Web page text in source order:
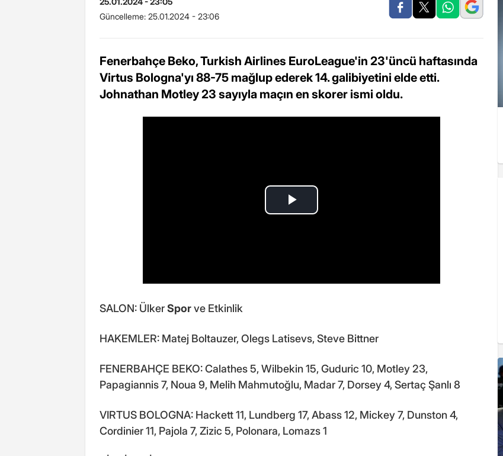
Güncelleme: 25.01.2024 - 23:06
Fenerbahçe Beko, Turkish Airlines EuroLeague'in 23'üncü haftasında
Virtus Bologna'yı 88-75 mağlup ederek 14. galibiyetini elde etti.
Johnathan Motley 23 sayıyla maçın en skorer ismi oldu.
SALON: ÜlkerSporve Etkinlik
HAKEMLER: Matej Boltauzer, Olegs Latisevs, Steve Bittner
FENERBAHÇE BEKO: Calathes 5, Wilbekin 15, Guduric 10, Motley 23,
Papagiannis 7, Noua 9, Melih Mahmutoğlu, Madar 7, Dorsey 4, Sertaç Şanlı 8
VIRTUS BOLOGNA: Hackett 11, Lundberg 17, Abass 12, Mickey 7, Dunston 4,
Cordinier 11, Pajola 7, Zizic 5, Polonara, Lomazs 1